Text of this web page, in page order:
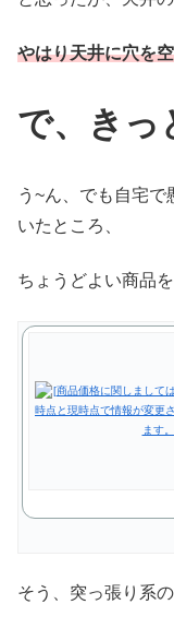
やはり天井に穴を
で、きっ
う~ん、でも自宅
いたところ、
ちょうどよい商品を
そう、突っ張り系の